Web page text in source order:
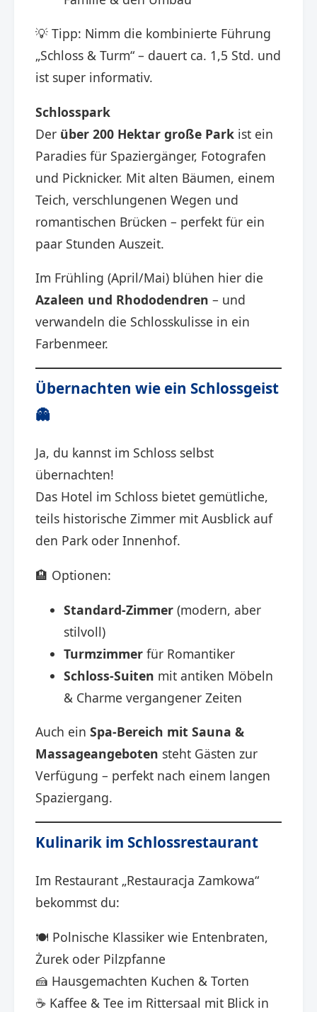
💡 Tipp: Nimm die kombinierte Führung
„Schloss & Turm“ – dauert ca. 1,5 Std. und
ist super informativ.
Schlosspark
Der über 200 Hektar große Park ist ein
Paradies für Spaziergänger, Fotografen
und Picknicker. Mit alten Bäumen, einem
Teich, verschlungenen Wegen und
romantischen Brücken – perfekt für ein
paar Stunden Auszeit.
Im Frühling (April/Mai) blühen hier die
Azaleen und Rhododendren – und
verwandeln die Schlosskulisse in ein
Farbenmeer.
Übernachten wie ein Schlossgeist
👻
Ja, du kannst im Schloss selbst
übernachten!
Das Hotel im Schloss bietet gemütliche,
teils historische Zimmer mit Ausblick auf
den Park oder Innenhof.
🏨 Optionen:
Standard-Zimmer (modern, aber
stilvoll)
Turmzimmer für Romantiker
Schloss-Suiten mit antiken Möbeln
& Charme vergangener Zeiten
Auch ein Spa-Bereich mit Sauna &
Massageangeboten steht Gästen zur
Verfügung – perfekt nach einem langen
Spaziergang.
Kulinarik im Schlossrestaurant
Im Restaurant „Restauracja Zamkowa“
bekommst du:
🍽️ Polnische Klassiker wie Entenbraten,
Żurek oder Pilzpfanne
🍰 Hausgemachten Kuchen & Torten
☕ Kaffee & Tee im Rittersaal mit Blick in